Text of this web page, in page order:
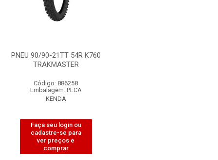
PNEU 90/90-21TT 54R K760
TRAKMASTER
Código: 886258
Embalagem: PECA
KENDA
Faça seu login ou
cadastre-se para
ver preços e
comprar